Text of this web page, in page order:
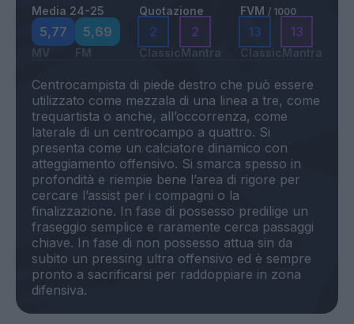
Media 24-25
5,77
MV
5,69
FM
Quotazione
2
Classic
2
Mantra
FVM / 1000
13
Classic
13
Mantra
Centrocampista di piede destro che può essere
utilizzato come mezzala di una linea a tre, come
trequartista o anche, all’occorrenza, come
laterale di un centrocampo a quattro. Si
presenta come un calciatore dinamico con
atteggiamento offensivo. Si smarca spesso in
profondità e riempie bene l’area di rigore per
cercare l’assist per i compagni o la
finalizzazione. In fase di possesso predilige un
fraseggio semplice e raramente cerca passaggi
chiave. In fase di non possesso attua sin da
subito un pressing ultra offensivo ed è sempre
pronto a sacrificarsi per raddoppiare in zona